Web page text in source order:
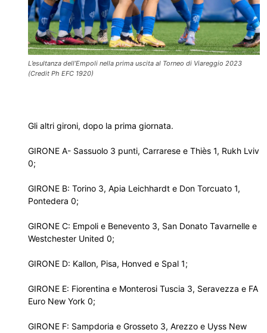
L’esultanza dell’Empoli nella prima uscita al Torneo di Viareggio 2023
(Credit Ph EFC 1920)
Gli altri gironi, dopo la prima giornata.
GIRONE A- Sassuolo 3 punti, Carrarese e Thiès 1, Rukh Lviv
0;
GIRONE B: Torino 3, Apia Leichhardt e Don Torcuato 1,
Pontedera 0;
GIRONE C: Empoli e Benevento 3, San Donato Tavarnelle e
Westchester United 0;
GIRONE D: Kallon, Pisa, Honved e Spal 1;
GIRONE E: Fiorentina e Monterosi Tuscia 3, Seravezza e FA
Euro New York 0;
GIRONE F: Sampdoria e Grosseto 3, Arezzo e Uyss New